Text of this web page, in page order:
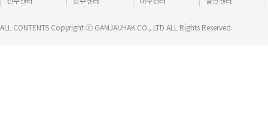
ALL CONTENTS Copyright ⓒ GAMJAUHAK CO., LTD ALL Rights Reserved.